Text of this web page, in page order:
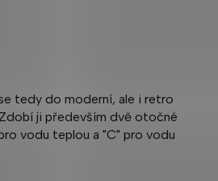
tedy do moderní, ale i retro
ji především dvě otočné
vodu teplou a "C" pro vodu